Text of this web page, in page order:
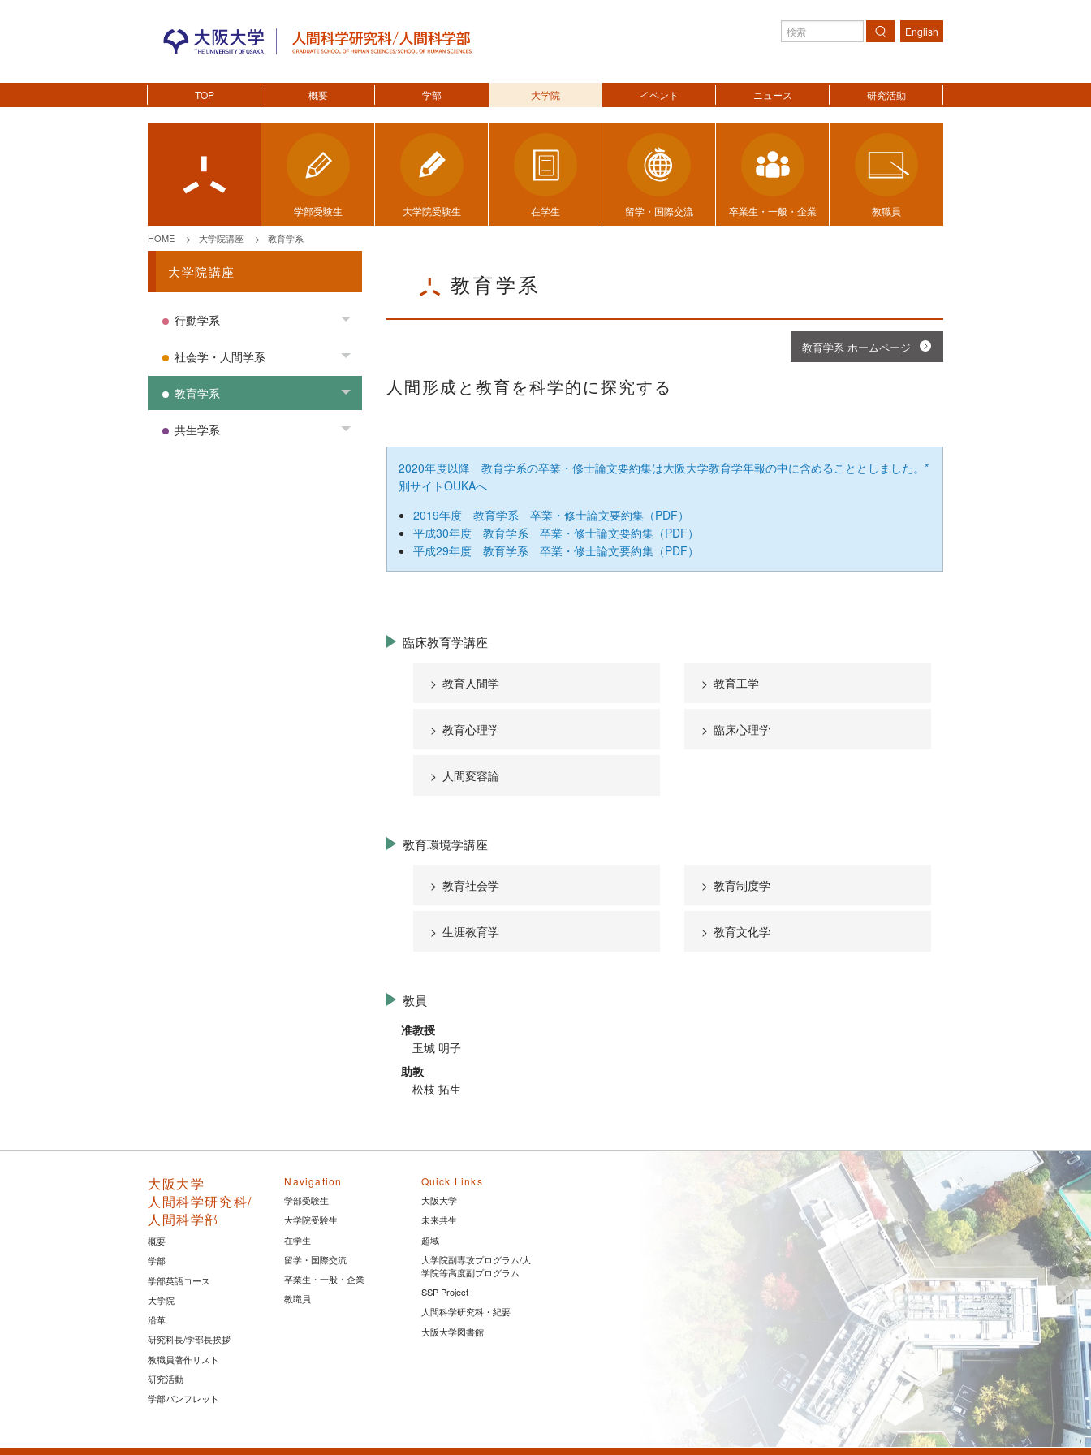
検索
English
TOP 概要 学部 大学院 イベント ニュース 研究活動
学部受験生 大学院受験生 在学生 留学・国際交流 卒業生・一般・企業 教職員
HOME 大学院講座 教育学系
教育学系
教育学系 ホームページ
人間形成と教育を科学的に探究する
2020年度以降 教育学系の卒業・修士論文要約集は大阪大学教育学年報の中に含めることとしました。*
別サイトOUKAへ
2019年度 教育学系 卒業・修士論文要約集（PDF）
平成30年度 教育学系 卒業・修士論文要約集（PDF）
平成29年度 教育学系 卒業・修士論文要約集（PDF）
臨床教育学講座
教育人間学 教育工学
教育心理学 臨床心理学
人間変容論
教育環境学講座
教育社会学 教育制度学
生涯教育学 教育文化学
教員
准教授
玉城 明子
助教
松枝 拓生
大学院講座
行動学系 Toggle menu
社会学・人間学系 Toggle menu
教育学系 Toggle menu
共生学系 Toggle menu
大阪大学
人間科学研究科/
人間科学部
概要
学部
学部英語コース
大学院
沿革
研究科長/学部長挨拶
教職員著作リスト
研究活動
学部パンフレット
Navigation
学部受験生
大学院受験生
在学生
留学・国際交流
卒業生・一般・企業
教職員
Quick Links
大阪大学
未来共生
超域
大学院副専攻プログラム/大
学院等高度副プログラム
SSP Project
人間科学研究科・紀要
大阪大学図書館